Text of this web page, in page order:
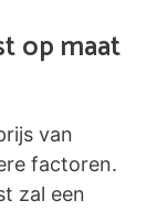
op maat
van
factoren.
zal een